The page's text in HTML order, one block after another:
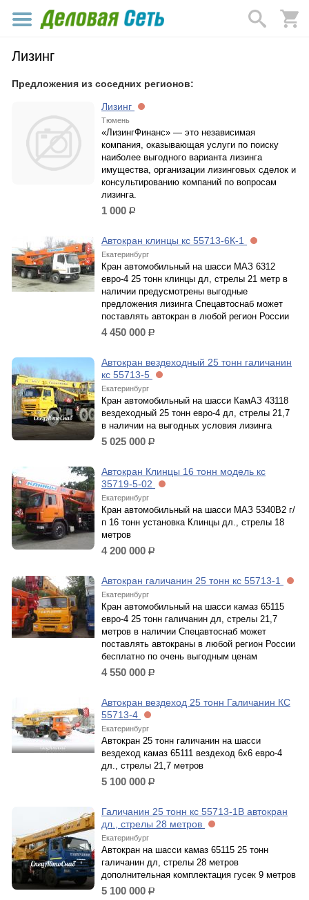
Лизинг
Предложения из соседних регионов:
Лизинг
Тюмень
«ЛизингФинанс» — это независимая
компания, оказывающая услуги по поиску
наиболее выгодного варианта лизинга
имущества, организации лизинговых сделок и
консультированию компаний по вопросам
лизинга.
1 000 р.
Автокран клинцы кс 55713-6К-1
Екатеринбург
Кран автомобильный на шасси МАЗ 6312
евро-4 25 тонн клинцы дл, стрелы 21 метр в
наличии предусмотрены выгодные
предложения лизинга Спецавтоснаб может
поставлять автокран в любой регион России
4 450 000 р.
Автокран вездеходный 25 тонн галичанин
кс 55713-5
Екатеринбург
Кран автомобильный на шасси КамАЗ 43118
вездеходный 25 тонн евро-4 дл, стрелы 21,7
в наличии на выгодных условия лизинга
5 025 000 р.
Автокран Клинцы 16 тонн модель кс
35719-5-02
Екатеринбург
Кран автомобильный на шасси МАЗ 5340В2 г/
п 16 тонн установка Клинцы дл., стрелы 18
метров
4 200 000 р.
Автокран галичанин 25 тонн кс 55713-1
Екатеринбург
Кран автомобильный на шасси камаз 65115
евро-4 25 тонн галичанин дл, стрелы 21,7
метров в наличии Спецавтоснаб может
поставлять автокраны в любой регион России
бесплатно по очень выгодным ценам
4 550 000 р.
Автокран вездеход 25 тонн Галичанин КС
55713-4
Екатеринбург
Автокран 25 тонн галичанин на шасси
вездеход камаз 65111 вездеход 6х6 евро-4
дл., стрелы 21,7 метров
5 100 000 р.
Галичанин 25 тонн кс 55713-1В автокран
дл., стрелы 28 метров
Екатеринбург
Автокран на шасси камаз 65115 25 тонн
галичанин дл, стрелы 28 метров
дополнительная комплектация гусек 9 метров
5 100 000 р.